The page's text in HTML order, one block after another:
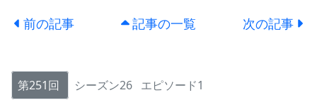
前の記事 記事の一覧 次の記事
第251回 シーズン26 エピソード1